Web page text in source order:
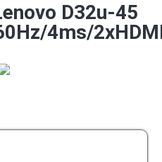
D32u-45
4ms/